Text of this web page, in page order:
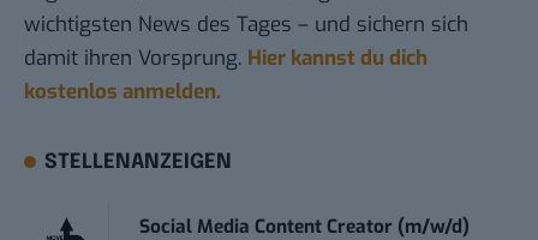
wichtigsten News des Tages – und sichern sich
damit ihren Vorsprung. Hier kannst du dich
kostenlos anmelden.
STELLENANZEIGEN
Social Media Content Creator (m/w/d)